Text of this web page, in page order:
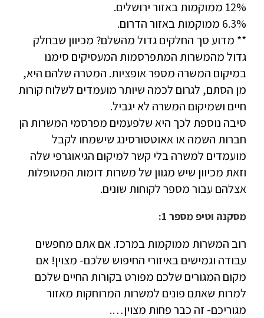
12% ממוקמות באזור ירושלים.
6.3% ממוקמות באזור הדרום.
** מדוע סך החלקים גדול מהשלם? מכיוון שבחלק
גדול מהמשרות המתפרסמות המעסיקים סימנו
במיקום המשרה מספר אופציות. המטרה שלהם היא,
מן הסתם, לגרום לכמה שיותר מועמדים לשלוח קורות
חיים ושמיקום המשרה לא יגביל.
סיבה נוספת לכך היא שלפעמים מפרסמי המשרות הן
חברות השמה או אאוטסורסינג שישמחו לקבל
מועמדים למשרה בלי קשר למיקום הגיאוגרפי שלה
וזאת מכיוון שיש מגוון של משרות דומות המטופלות
אצלהם עבור מספר לקוחות שונים.
מסקנה וטיפ מספר 1:
רוב המשרות ממוקמות במרכז. אם אתם מחפשים
עבודה וגמישים באיזורי החיפוש שלכם- מצוין! אם
מקום המגורים שלכם מפורט בקורות החיים שלכם
למרות שאתם פונים למשרות המרוחקות מאזור
מגוריכם- זה כבר פחות מצוין….